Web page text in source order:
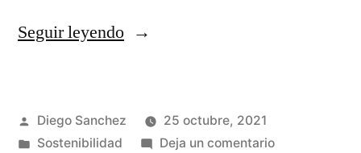
Seguir leyendo
Diego Sanchez
25 octubre, 2021
Sostenibilidad
Deja un comentario